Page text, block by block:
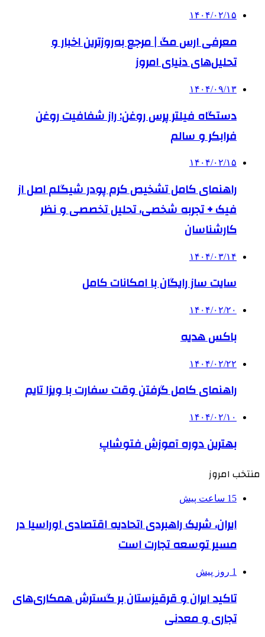
۱۴۰۴/۰۲/۱۵
معرفی ارس مگ | مرجع به‌روزترین اخبار و
تحلیل‌های دنیای امروز
۱۴۰۴/۰۹/۱۳
دستگاه فیلتر پرس روغن: راز شفافیت روغن
فرابکر و سالم
۱۴۰۴/۰۲/۱۵
راهنمای کامل تشخیص کرم پودر شیگلم اصل از
فیک + تجربه شخصی، تحلیل تخصصی و نظر
کارشناسان
۱۴۰۴/۰۳/۱۴
سایت ساز رایگان با امکانات کامل
۱۴۰۴/۰۲/۲۰
باکس هدیه
۱۴۰۴/۰۲/۲۲
راهنمای کامل گرفتن وقت سفارت با ویزا تایم
۱۴۰۴/۰۲/۱۰
بهترین دوره آموزش فتوشاپ
منتخب امروز
15 ساعت پیش
ایران، شریک راهبردی اتحادیه اقتصادی اوراسیا در
مسیر توسعه تجارت است
1 روز پیش
تاکید ایران و قرقیزستان بر گسترش همکاری‌های
تجاری و معدنی